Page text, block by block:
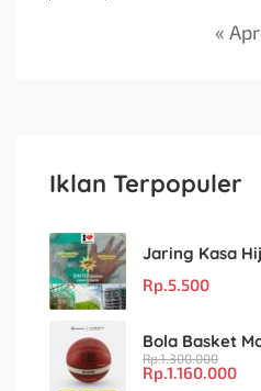
« Apr
Iklan Terpopuler
Rp.5.500
Rp.1.300.000
Rp.1.160.000